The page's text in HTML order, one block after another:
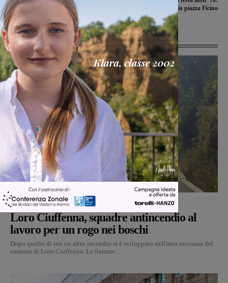
poche ore
appuntamento in piazza Ficino
Ultime Notizie
Cronaca Monica Campani -8 Agosto 2026
Loro Ciuffenna, squadre antincendio al
lavoro per un rogo nei boschi
Dopo quello di ieri un altro incendio si è sviluppato nell'area montana del
comune di Loro Ciuffenna. Le fiamme...